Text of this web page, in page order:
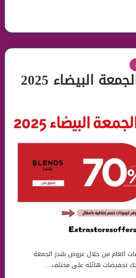
البيضاء 2025
العام من خلال عروض بلندز الجمعة